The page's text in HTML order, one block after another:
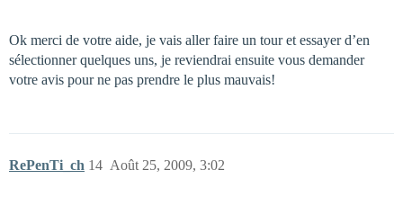
Ok merci de votre aide, je vais aller faire un tour et essayer d’en
sélectionner quelques uns, je reviendrai ensuite vous demander
votre avis pour ne pas prendre le plus mauvais!
RePenTi_ch Août 25, 2009, 3:02
14